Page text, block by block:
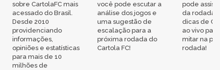
sobre CartolaFC mais
acessado do Brasil.
Desde 2010
providenciando
informações,
opiniões e estatísticas
para mais de 10
milhões de
você pode escutar a
análise dos jogos e
uma sugestão de
escalação para a
próxima rodada do
Cartola FC!
pode
da rodada,
dicas de
ao vivo
mitar na
rodada!